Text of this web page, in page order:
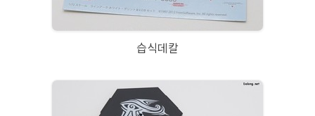
습식데칼